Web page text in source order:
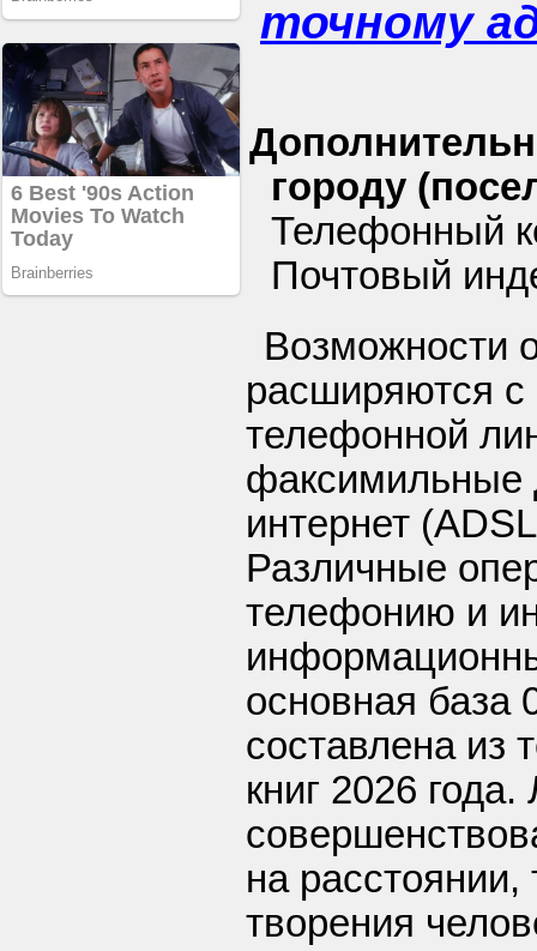
точному
городу
Телефонный
Почтовый
Возможности
расширяются
телефонной
факсимильные
интернет
Различные
телефонию и
основная база
составлена из
книг 2026
на
творения